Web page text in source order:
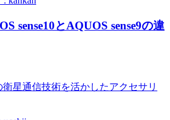
sense10とAQUOS sense9の違